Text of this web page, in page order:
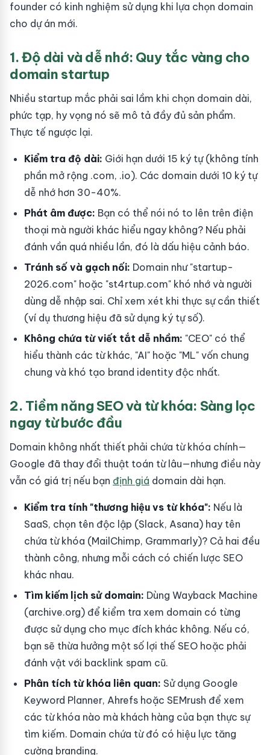
founder có kinh nghiệm sử dụng khi lựa chọn domain
cho dự án mới.
1. Độ dài và dễ nhớ: Quy tắc vàng cho
domain startup
Nhiều startup mắc phải sai lầm khi chọn domain dài,
phức tạp, hy vọng nó sẽ mô tả đầy đủ sản phẩm.
Thực tế ngược lại.
Kiểm tra độ dài: Giới hạn dưới 15 ký tự (không tính
phần mở rộng .com, .io). Các domain dưới 10 ký tự
dễ nhớ hơn 30-40%.
Phát âm được: Bạn có thể nói nó to lên trên điện
thoại mà người khác hiểu ngay không? Nếu phải
đánh vần quá nhiều lần, đó là dấu hiệu cảnh báo.
Tránh số và gạch nối: Domain như "startup-
2026.com" hoặc "st4rtup.com" khó nhớ và người
dùng dễ nhập sai. Chỉ xem xét khi thực sự cần thiết
(ví dụ thương hiệu đã sử dụng ký tự số).
Không chứa từ viết tắt dễ nhầm: "CEO" có thể
hiểu thành các từ khác, "AI" hoặc "ML" vốn chung
chung và khó tạo brand identity độc nhất.
2. Tiềm năng SEO và từ khóa: Sàng lọc
ngay từ bước đầu
Domain không nhất thiết phải chứa từ khóa chính—
Google đã thay đổi thuật toán từ lâu—nhưng điều này
vẫn có giá trị nếu bạn định giá domain dài hạn.
Kiểm tra tính "thương hiệu vs từ khóa": Nếu là
SaaS, chọn tên độc lập (Slack, Asana) hay tên
chứa từ khóa (MailChimp, Grammarly)? Cả hai đều
thành công, nhưng mỗi cách có chiến lược SEO
khác nhau.
Tìm kiếm lịch sử domain: Dùng Wayback Machine
(archive.org) để kiểm tra xem domain có từng
được sử dụng cho mục đích khác không. Nếu có,
bạn sẽ thừa hưởng một số lợi thế SEO hoặc phải
đánh vật với backlink spam cũ.
Phân tích từ khóa liên quan: Sử dụng Google
Keyword Planner, Ahrefs hoặc SEMrush để xem
các từ khóa nào mà khách hàng của bạn thực sự
tìm kiếm. Domain chứa từ đó có hiệu lực tăng
cường branding.